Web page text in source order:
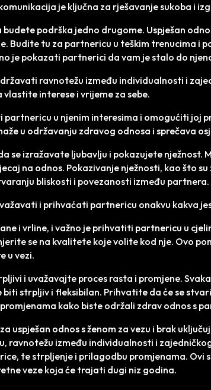
je ključna za rješavanje sukoba i
budete podrška jedno drugome. Uspješan
Budite tu za partnericu u teškim trenucima i
je pokazati partnerici da vam je stalo do
ravnotežu između individualnosti i
vlastite interese i vrijeme za sebe.
partnericu u njenim interesima i omogućiti joj
u održavanju zdravog odnosa i sprečava
se izražavate ljubavlju i pokazujete nježnost.
na odnos. Pokazivanje nježnosti, kao što
bliskosti i povezanosti između partnera.
i prihvaćati partnericu onakvu kakva
i vrline, i važno je prihvatiti partnericu u
se na kvalitete koje volite kod nje. Ovo
u vezi.
i uvažavajte proces rasta i promjene.
biti strpljiv i fleksibilan. Prihvatite da će se
kako biste održali zdrav odnos s
uspješan odnos s ženom za vezu i brak
ravnotežu između individualnosti i
te strpljenje i prilagodbu promjenama. Ovi
veze koja će trajati dugi niz godina.